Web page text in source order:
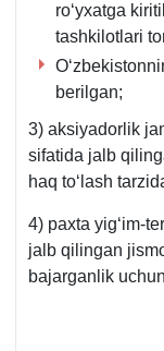
roʻyхatga
tashkilotlari
berilgan;
3) aksiyadorlik
sifatida jalb
haq toʻlash
4) paхta yigʻim-
jalb qilingan
bajarganlik